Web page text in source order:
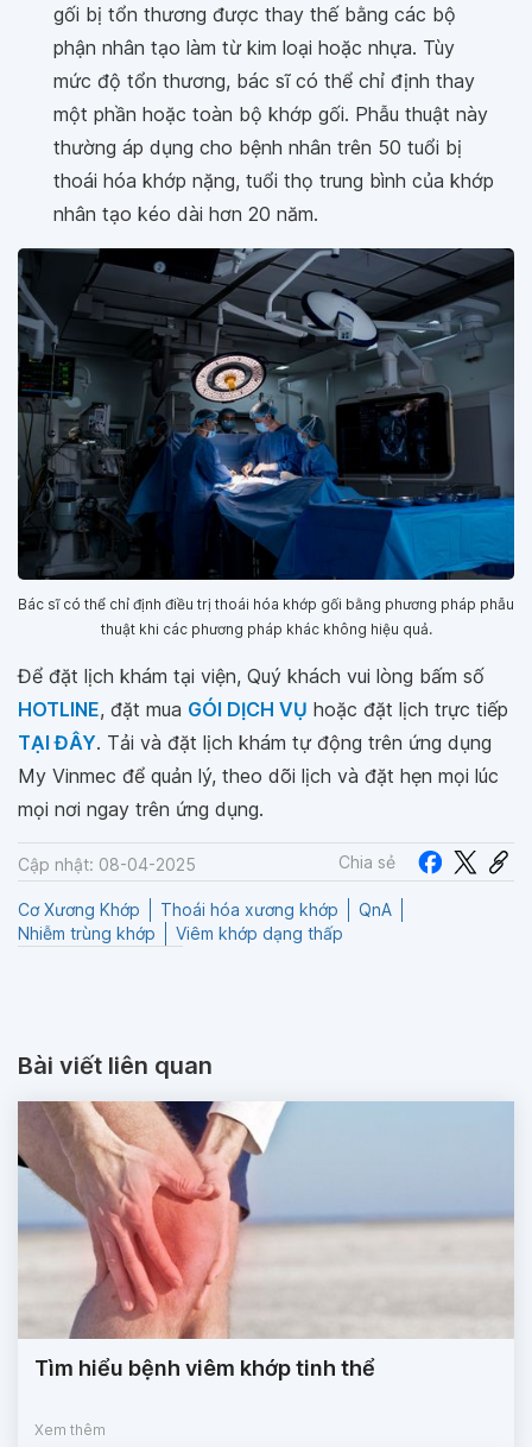
gối bị tổn thương được thay thế bằng các bộ
phận nhân tạo làm từ kim loại hoặc nhựa. Tùy
mức độ tổn thương, bác sĩ có thể chỉ định thay
một phần hoặc toàn bộ khớp gối. Phẫu thuật này
thường áp dụng cho bệnh nhân trên 50 tuổi bị
thoái hóa khớp nặng, tuổi thọ trung bình của khớp
nhân tạo kéo dài hơn 20 năm.
Bác sĩ có thể chỉ định điều trị thoái hóa khớp gối bằng phương pháp phẫu
thuật khi các phương pháp khác không hiệu quả.
Để đặt lịch khám tại viện, Quý khách vui lòng bấm số
HOTLINE, đặt mua GÓI DỊCH VỤ hoặc đặt lịch trực tiếp
TẠI ĐÂY. Tải và đặt lịch khám tự động trên ứng dụng
My Vinmec để quản lý, theo dõi lịch và đặt hẹn mọi lúc
mọi nơi ngay trên ứng dụng.
Cập nhật: 08-04-2025 Chia sẻ
Cơ Xương Khớp Thoái hóa xương khớp
QnA
Nhiễm trùng khớp
Viêm khớp dạng thấp
Bài viết liên quan
Tìm hiểu bệnh viêm khớp tinh thể
Xem thêm